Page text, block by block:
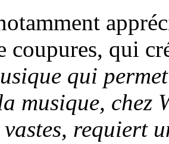
coupures, qui
qui
musique, chez
requiert